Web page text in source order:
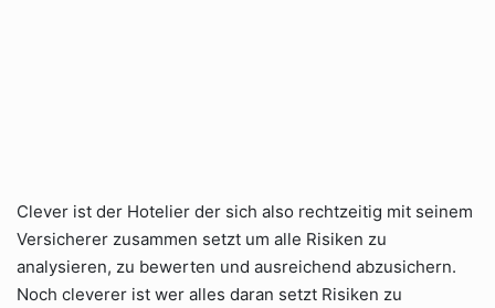
Clever ist der Hotelier der sich also rechtzeitig mit seinem
Versicherer zusammen setzt um alle Risiken zu
analysieren, zu bewerten und ausreichend abzusichern.
Noch cleverer ist wer alles daran setzt Risiken zu